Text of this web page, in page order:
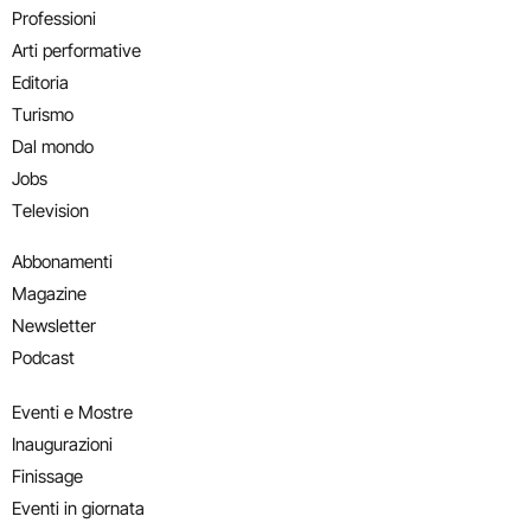
Professioni
Arti performative
Editoria
Turismo
Dal mondo
Jobs
Television
Abbonamenti
Magazine
Newsletter
Podcast
Eventi e Mostre
Inaugurazioni
Finissage
Eventi in giornata